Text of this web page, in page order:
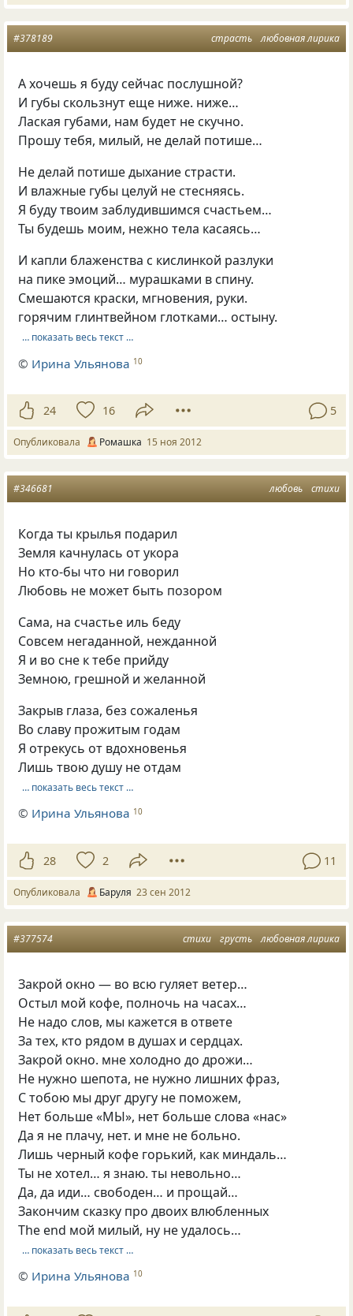
страсть любовная лирика
#378189
А хочешь я буду сейчас послушной?
И губы скользнут еще ниже. ниже…
Лаская губами, нам будет не скучно.
Прошу тебя, милый, не делай потише…
Не делай потише дыхание страсти.
И влажные губы целуй не стесняясь.
Я буду твоим заблудившимся счастьем…
Ты будешь моим, нежно тела касаясь…
И капли блаженства с кислинкой разлуки
на пике эмоций… мурашками в спину.
Смешаются краски, мгновения, руки.
горячим глинтвейном глотками… остыну.
… показать весь текст …
© Ирина Ульянова 10
24 16 5
Опубликовала Ромашка 15 ноя 2012
любовь стихи
#346681
Когда ты крылья подарил
Земля качнулась от укора
Но кто-бы что ни говорил
Любовь не может быть позором
Сама, на счастье иль беду
Совсем негаданной, нежданной
Я и во сне к тебе прийду
Земною, грешной и желанной
Закрыв глаза, без сожаленья
Во славу прожитым годам
Я отрекусь от вдохновенья
Лишь твою душу не отдам
… показать весь текст …
© Ирина Ульянова 10
28 2 11
Опубликовала Баруля 23 сен 2012
стихи грусть любовная лирика
#377574
Закрой окно — во всю гуляет ветер…
Остыл мой кофе, полночь на часах…
Не надо слов, мы кажется в ответе
За тех, кто рядом в душах и сердцах.
Закрой окно. мне холодно до дрожи…
Не нужно шепота, не нужно лишних фраз,
С тобою мы друг другу не поможем,
Нет больше «МЫ», нет больше слова «нас»
Да я не плачу, нет. и мне не больно.
Лишь черный кофе горький, как миндаль…
Ты не хотел… я знаю. ты невольно…
Да, да иди… свободен… и прощай…
Закончим сказку про двоих влюбленных
The end мой милый, ну не удалось…
… показать весь текст …
© Ирина Ульянова 10